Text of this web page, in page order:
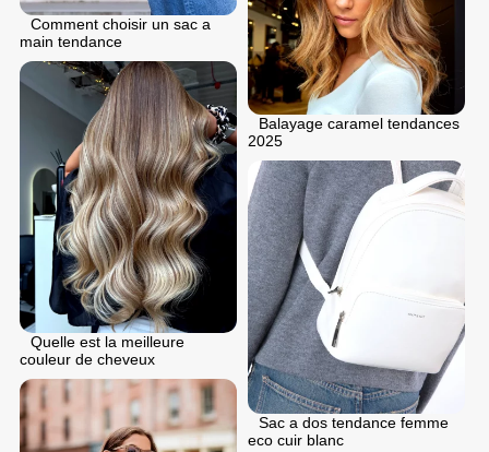
Comment choisir un sac a
main tendance
Balayage caramel tendances
2025
Quelle est la meilleure
couleur de cheveux
Sac a dos tendance femme
eco cuir blanc